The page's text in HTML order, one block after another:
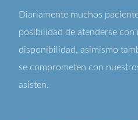
Diariamente muchos
posibilidad de atenderse
disponibilidad, asimismo
se comprometen con
asisten.